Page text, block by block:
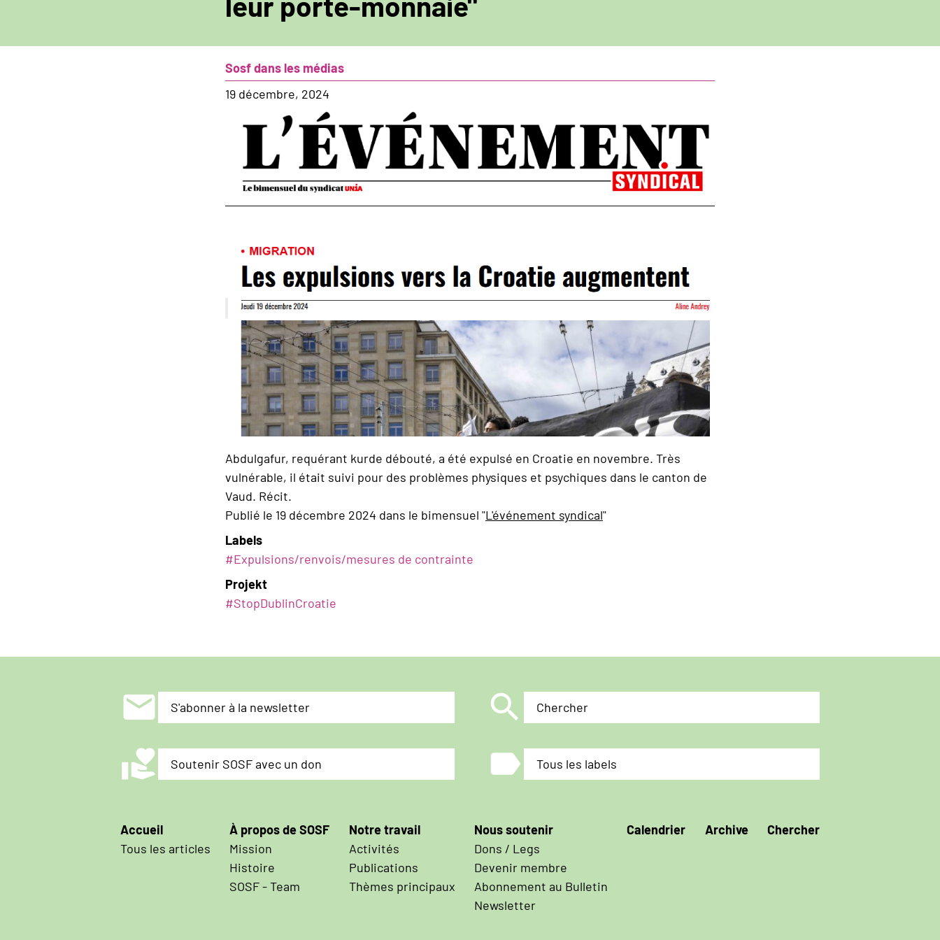
Sosf dans les médias
19 décembre, 2024
Abdulgafur, requérant kurde débouté, a été expulsé en Croatie en novembre. Très
vulnérable, il était suivi pour des problèmes physiques et psychiques dans le canton de
Vaud. Récit.
Publié le 19 décembre 2024 dans le bimensuel "L'événement syndical"
Labels
#Expulsions/renvois/mesures de contrainte
Projekt
#StopDublinCroatie
mail S'abonner à la newsletter search Chercher
volunteer_activism Soutenir SOSF avec un don label Tous les labels
Hauptnavigation
Accueil
Tous les articles
À propos de SOSF
Mission
Histoire
SOSF - Team
Notre travail
Activités
Publications
Thèmes principaux
Nous soutenir
Dons / Legs
Devenir membre
Abonnement au Bulletin
Newsletter
Calendrier Archive Chercher